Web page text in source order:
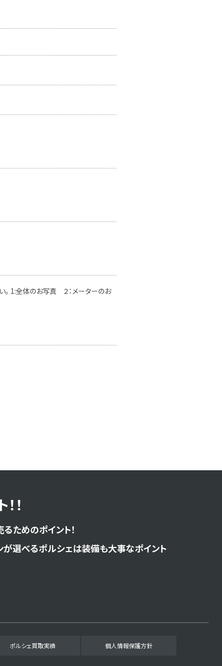
1:全体のお写真 ２：メーターのお
！
ためのポイント！
が選べるポルシェは装備も大事なポイント
ポルシェ買取実績 個人情報保護方針